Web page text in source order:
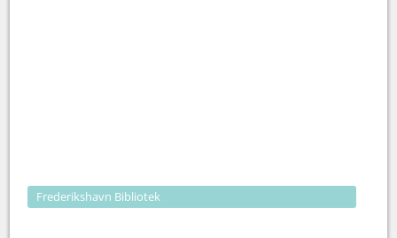
Frederikshavn Bibliotek